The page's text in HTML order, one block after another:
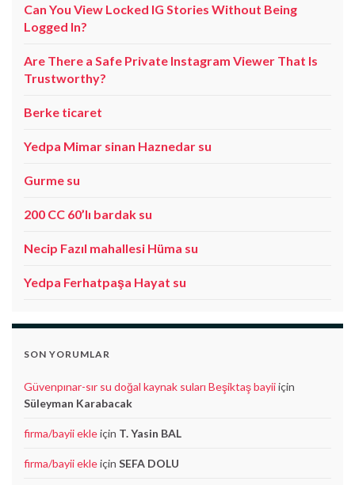
Can You View Locked IG Stories Without Being
Logged In?
Are There a Safe Private Instagram Viewer That Is
Trustworthy?
Berke ticaret
Yedpa Mimar sinan Haznedar su
Gurme su
200 CC 60’lı bardak su
Necip Fazıl mahallesi Hüma su
Yedpa Ferhatpaşa Hayat su
SON YORUMLAR
Güvenpınar-sır su doğal kaynak suları Beşiktaş bayiiiçin
Süleyman Karabacak
firma/bayii ekleiçin T. Yasin BAL
firma/bayii ekleiçin SEFA DOLU